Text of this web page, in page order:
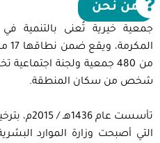
من نحن
جمعية خيرية تُعنى
شخص من سكان المنطقة.
تأسست عام
التي أصبحت وزارة الموارد